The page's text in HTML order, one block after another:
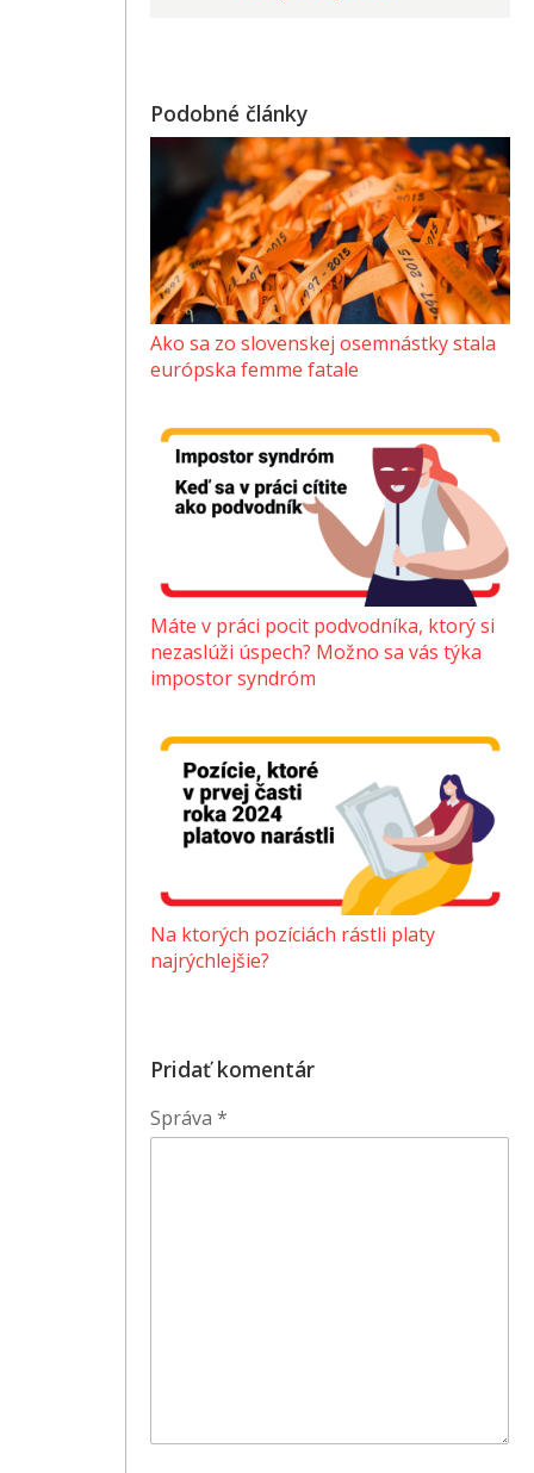
Podobné články
Ako sa zo slovenskej osemnástky stala
európska femme fatale
Máte v práci pocit podvodníka, ktorý si
nezaslúži úspech? Možno sa vás týka
impostor syndróm
Na ktorých pozíciách rástli platy
najrýchlejšie?
Pridať komentár
Správa*